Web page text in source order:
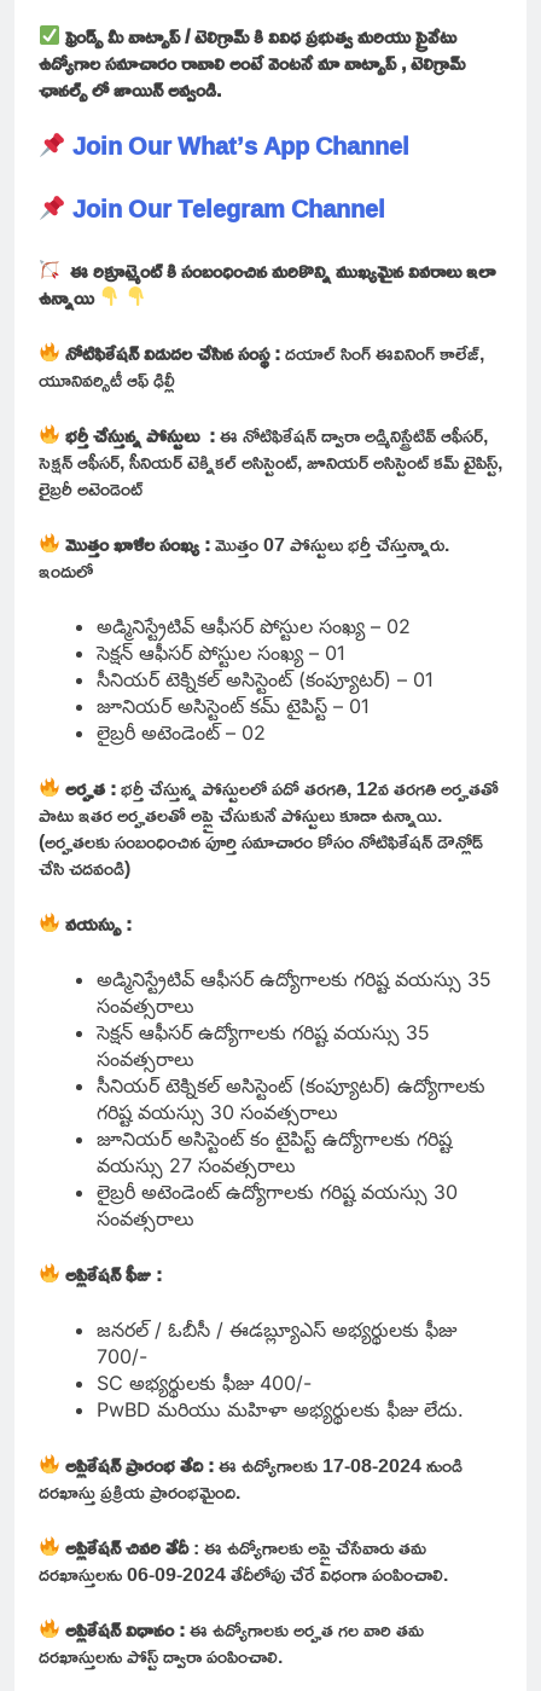
ఫ్రెండ్స్ మీ వాట్సాప్ / టెలిగ్రామ్ కి వివిధ ప్రభుత్వ మరియు ప్రైవేటు
ఉద్యోగాల సమాచారం రావాలి అంటే వెంటనే మా వాట్సాప్ , టెలిగ్రామ్
ఛానల్స్ లో జాయిన్ అవ్వండి.
Join Our What’s App Channel
Join Our Telegram Channel
ఈ రిక్రూట్మెంట్ కి సంబంధించిన మరికొన్ని ముఖ్యమైన వివరాలు ఇలా
ఉన్నాయి
నోటిఫికేషన్ విడుదల చేసిన సంస్థ :దయాల్ సింగ్ ఈవినింగ్ కాలేజ్,
యూనివర్సిటీ ఆఫ్ ఢిల్లీ
భర్తీ చేస్తున్న పోస్టులు :ఈ నోటిఫికేషన్ ద్వారా అడ్మినిస్ట్రేటివ్ ఆఫీసర్,
సెక్షన్ ఆఫీసర్, సీనియర్ టెక్నికల్ అసిస్టెంట్, జూనియర్ అసిస్టెంట్ కమ్ టైపిస్ట్,
లైబ్రరీ అటెండెంట్
మొత్తం ఖాళీల సంఖ్య :మొత్తం 07 పోస్టులు భర్తీ చేస్తున్నారు.
ఇందులో
అడ్మినిస్ట్రేటివ్ ఆఫీసర్ పోస్టుల సంఖ్య – 02
సెక్షన్ ఆఫీసర్ పోస్టుల సంఖ్య – 01
సీనియర్ టెక్నికల్ అసిస్టెంట్ (కంప్యూటర్) – 01
జూనియర్ అసిస్టెంట్ కమ్ టైపిస్ట్ – 01
లైబ్రరీ అటెండెంట్ – 02
అర్హత :భర్తీ చేస్తున్న పోస్టులలో పదో తరగతి, 12వ తరగతి అర్హతతో
పాటు ఇతర అర్హతలతో అప్లై చేసుకునే పోస్టులు కూడా ఉన్నాయి.
(అర్హతలకు సంబంధించిన పూర్తి సమాచారం కోసం నోటిఫికేషన్ డౌన్లోడ్
చేసి చదవండి)
వయస్సు :
అడ్మినిస్ట్రేటివ్ ఆఫీసర్ ఉద్యోగాలకు గరిష్ట వయస్సు 35
సంవత్సరాలు
సెక్షన్ ఆఫీసర్ ఉద్యోగాలకు గరిష్ట వయస్సు 35
సంవత్సరాలు
సీనియర్ టెక్నికల్ అసిస్టెంట్ (కంప్యూటర్) ఉద్యోగాలకు
గరిష్ట వయస్సు 30 సంవత్సరాలు
జూనియర్ అసిస్టెంట్ కం టైపిస్ట్ ఉద్యోగాలకు గరిష్ట
వయస్సు 27 సంవత్సరాలు
లైబ్రరీ అటెండెంట్ ఉద్యోగాలకు గరిష్ట వయస్సు 30
సంవత్సరాలు
అప్లికేషన్ ఫీజు :
జనరల్ / ఓబీసీ / ఈడబ్ల్యూఎస్ అభ్యర్థులకు ఫీజు
700/-
SC అభ్యర్థులకు ఫీజు 400/-
PwBD మరియు మహిళా అభ్యర్థులకు ఫీజు లేదు.
అప్లికేషన్ ప్రారంభ తేది :ఈ ఉద్యోగాలకు 17-08-2024 నుండి
దరఖాస్తు ప్రక్రియ ప్రారంభమైంది.
అప్లికేషన్ చివరి తేదీ: ఈ ఉద్యోగాలకు అప్లై చేసేవారు తమ
దరఖాస్తులను 06-09-2024 తేదీలోపు చేరే విధంగా పంపించాలి.
అప్లికేషన్ విధానం :ఈ ఉద్యోగాలకు అర్హత గల వారి తమ
దరఖాస్తులను పోస్ట్ ద్వారా పంపించాలి.